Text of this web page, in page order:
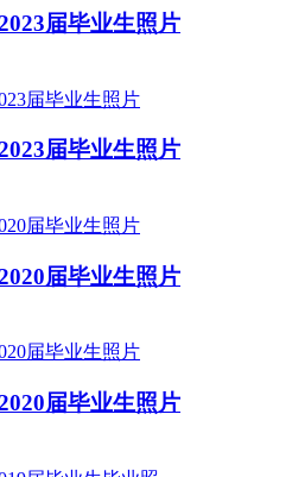
届毕业生照片
届毕业生照片
届毕业生照片
届毕业生照片